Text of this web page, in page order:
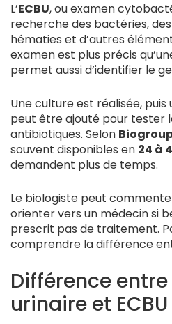
L’ECBU, ou examen
recherche des bactéries,
hématies et d’autres
examen est plus précis
permet aussi d’identifier le
Une culture est réalisée, puis
peut être ajouté pour tester
antibiotiques. Selon
souvent disponibles en 24 à
demandent plus de temps.
Le biologiste peut
orienter vers un médecin si
prescrit pas de traitement.
comprendre la différence
Différence
urinaire et ECBU